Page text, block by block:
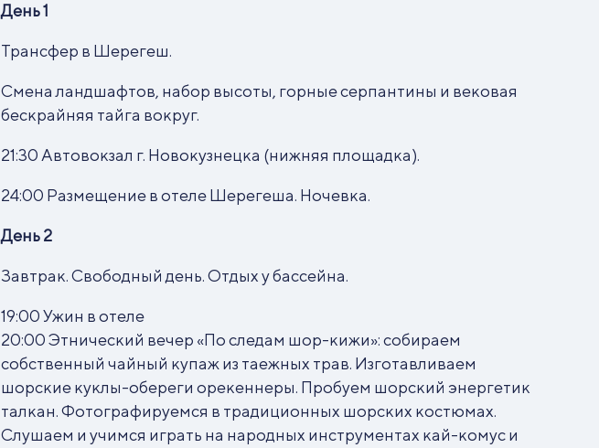
День 1
Трансфер в Шерегеш.
Смена ландшафтов, набор высоты, горные серпантины и вековая
бескрайняя тайга вокруг.
21:30 Автовокзал г. Новокузнецка (нижняя площадка).
24:00 Размещение в отеле Шерегеша. Ночевка.
День 2
Завтрак. Свободный день. Отдых у бассейна.
19:00 Ужин в отеле
20:00 Этнический вечер «По следам шор-кижи»: собираем
собственный чайный купаж из таежных трав. Изготавливаем
шорские куклы-обереги орекеннеры. Пробуем шорский энергетик
талкан. Фотографируемся в традиционных шорских костюмах.
Слушаем и учимся играть на народных инструментах кай-комус и